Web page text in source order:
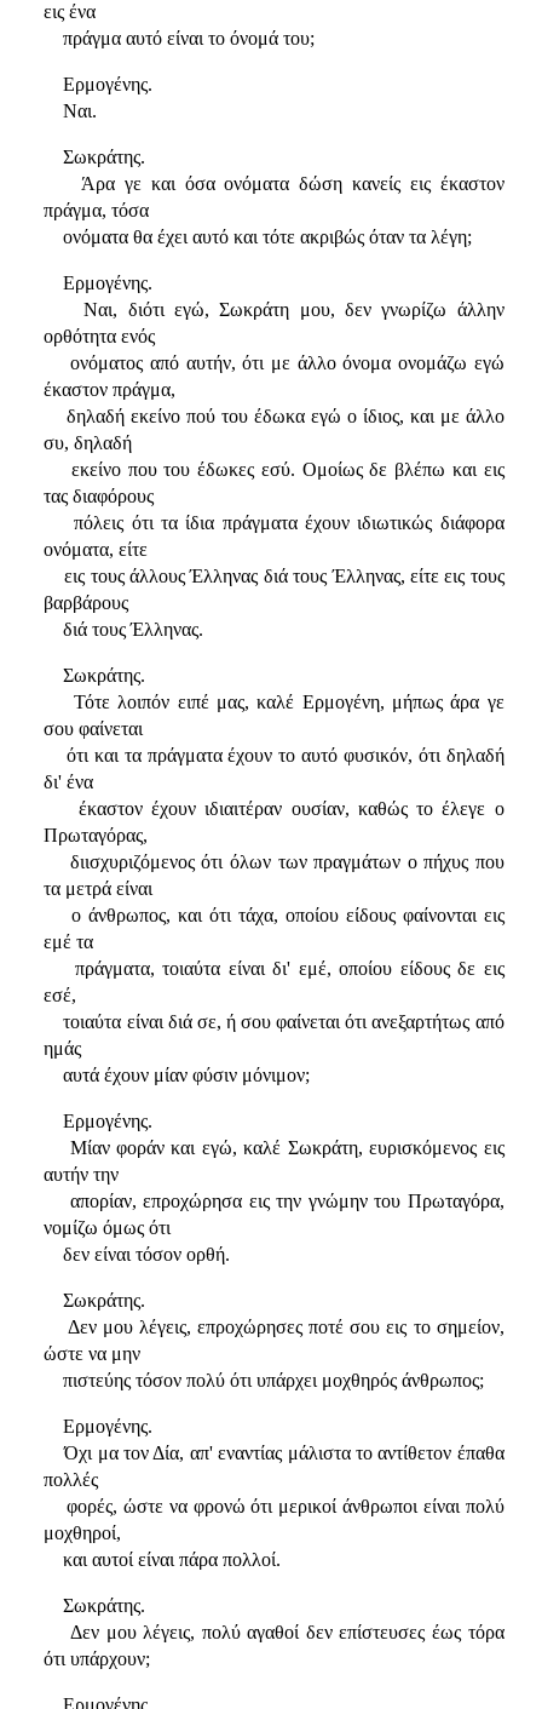
εις ένα
πράγμα αυτό είναι το όνομά του;
Ερμογένης.
Ναι.
Σωκράτης.
Άρα γε και όσα ονόματα δώση κανείς εις έκαστον
πράγμα, τόσα
ονόματα θα έχει αυτό και τότε ακριβώς όταν τα λέγη;
Ερμογένης.
Ναι, διότι εγώ, Σωκράτη μου, δεν γνωρίζω άλλην
ορθότητα ενός
ονόματος από αυτήν, ότι με άλλο όνομα ονομάζω εγώ
έκαστον πράγμα,
δηλαδή εκείνο πού του έδωκα εγώ ο ίδιος, και με άλλο
συ, δηλαδή
εκείνο που του έδωκες εσύ. Ομοίως δε βλέπω και εις
τας διαφόρους
πόλεις ότι τα ίδια πράγματα έχουν ιδιωτικώς διάφορα
ονόματα, είτε
εις τους άλλους Έλληνας διά τους Έλληνας, είτε εις τους
βαρβάρους
διά τους Έλληνας.
Σωκράτης.
Τότε λοιπόν ειπέ μας, καλέ Ερμογένη, μήπως άρα γε
σου φαίνεται
ότι και τα πράγματα έχουν το αυτό φυσικόν, ότι δηλαδή
δι' ένα
έκαστον έχουν ιδιαιτέραν ουσίαν, καθώς το έλεγε ο
Πρωταγόρας,
διισχυριζόμενος ότι όλων των πραγμάτων ο πήχυς που
τα μετρά είναι
ο άνθρωπος, και ότι τάχα, οποίου είδους φαίνονται εις
εμέ τα
πράγματα, τοιαύτα είναι δι' εμέ, οποίου είδους δε εις
εσέ,
τοιαύτα είναι διά σε, ή σου φαίνεται ότι ανεξαρτήτως από
ημάς
αυτά έχουν μίαν φύσιν μόνιμον;
Ερμογένης.
Μίαν φοράν και εγώ, καλέ Σωκράτη, ευρισκόμενος εις
αυτήν την
απορίαν, επροχώρησα εις την γνώμην του Πρωταγόρα,
νομίζω όμως ότι
δεν είναι τόσον ορθή.
Σωκράτης.
Δεν μου λέγεις, επροχώρησες ποτέ σου εις το σημείον,
ώστε να μην
πιστεύης τόσον πολύ ότι υπάρχει μοχθηρός άνθρωπος;
Ερμογένης.
Όχι μα τον Δία, απ' εναντίας μάλιστα το αντίθετον έπαθα
πολλές
φορές, ώστε να φρονώ ότι μερικοί άνθρωποι είναι πολύ
μοχθηροί,
και αυτοί είναι πάρα πολλοί.
Σωκράτης.
Δεν μου λέγεις, πολύ αγαθοί δεν επίστευσες έως τόρα
ότι υπάρχουν;